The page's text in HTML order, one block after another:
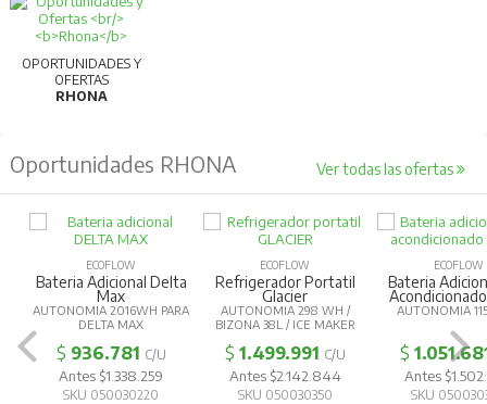
OPORTUNIDADES Y
OFERTAS
RHONA
Oportunidades RHONA Ver todas las ofertas
ECOFLOW
Bateria Adicional Delta
Max
AUTONOMIA 2016WH PARA
DELTA MAX
$ 936.781 C/U
Antes $1.338.259
SKU 050030220
ECOFLOW
Refrigerador Portatil
Glacier
AUTONOMIA 298 WH /
BIZONA 38L / ICE MAKER
$ 1.499.991 C/U
Antes $2.142.844
SKU 050030350
ECOFLOW
Bateria
AUTONOMIA
$
Antes
SKU